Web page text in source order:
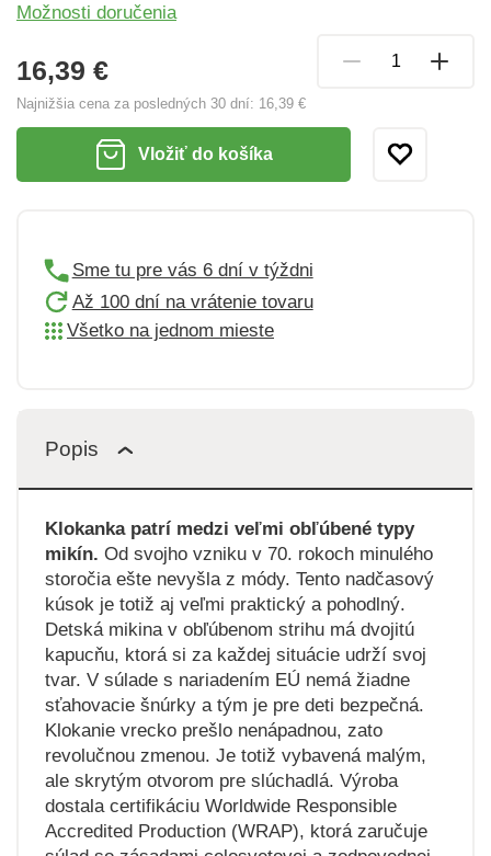
16,39 €
Najnižšia cena za posledných 30 dní: 16,39 €
Možnosti doručenia
Vložiť do košíka
Sme tu pre vás 6 dní v týždni
Až 100 dní na vrátenie tovaru
Všetko na jednom mieste
Popis
Klokanka patrí medzi veľmi obľúbené typy
mikín. Od svojho vzniku v 70. rokoch minulého
storočia ešte nevyšla z módy. Tento nadčasový
kúsok je totiž aj veľmi praktický a pohodlný.
Detská mikina v obľúbenom strihu má dvojitú
kapucňu, ktorá si za každej situácie udrží svoj
tvar. V súlade s nariadením EÚ nemá žiadne
sťahovacie šnúrky a tým je pre deti bezpečná.
Klokanie vrecko prešlo nenápadnou, zato
revolučnou zmenou. Je totiž vybavená malým,
ale skrytým otvorom pre slúchadlá. Výroba
dostala certifikáciu Worldwide Responsible
Accredited Production (WRAP), ktorá zaručuje